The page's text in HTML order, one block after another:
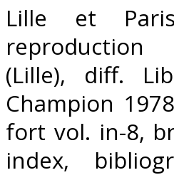
‎Lille et
(Lille), diff.
Champion
fort vol. in-8,
index,